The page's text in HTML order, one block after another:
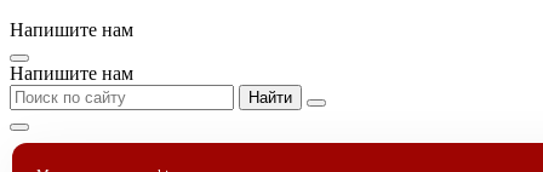
Напишите нам
Напишите нам
Найти